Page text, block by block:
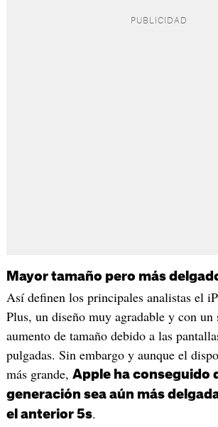
Mayor tamaño pero más
Así definen los principales analistas el
Plus, un diseño muy agradable y con
aumento de tamaño debido a las
pulgadas. Sin embargo y aunque el
más grande, Apple ha conseguido
generación sea aún más
el anterior 5s.